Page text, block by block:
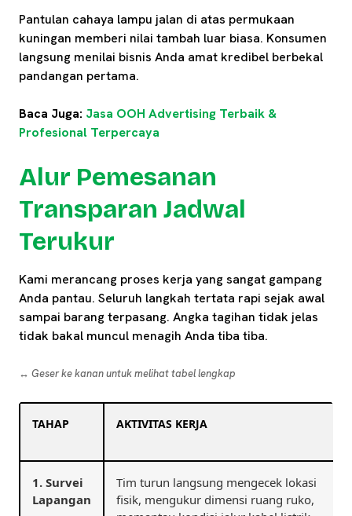
Pantulan cahaya lampu jalan di atas permukaan
kuningan memberi nilai tambah luar biasa. Konsumen
langsung menilai bisnis Anda amat kredibel berbekal
pandangan pertama.
Baca Juga: Jasa OOH Advertising Terbaik &
Profesional Terpercaya
Alur Pemesanan
Transparan Jadwal
Terukur
Kami merancang proses kerja yang sangat gampang
Anda pantau. Seluruh langkah tertata rapi sejak awal
sampai barang terpasang. Angka tagihan tidak jelas
tidak bakal muncul menagih Anda tiba tiba.
↔️ Geser ke kanan untuk melihat tabel lengkap
TAHAP AKTIVITAS KERJA
1. Survei
Lapangan
Tim turun langsung mengecek lokasi
fisik, mengukur dimensi ruang ruko,